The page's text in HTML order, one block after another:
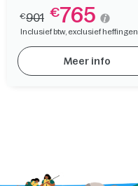
€901 €765
Inclusief btw, exclusief heffingen.
Meer info